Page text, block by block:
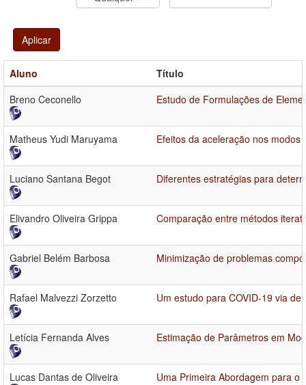
Aplicar
Aluno
Título
Breno Ceconello
Estudo de Formulações de
Matheus Yudi Maruyama Efeitos da aceleração nos
Luciano Santana Begot Diferentes estratégias para
Elivandro Oliveira Grippa Comparação entre métodos
Gabriel Belém Barbosa Minimização de problemas
Rafael Malvezzi Zorzetto Um estudo para COVID-19 via
Letícia Fernanda Alves Estimação de Parâmetros em
Lucas Dantas de Oliveira Uma Primeira Abordagem para o